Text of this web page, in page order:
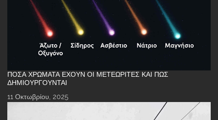
ΠΌΣΑ ΧΡΏΜΑΤΑ ΈΧΟΥΝ ΟΙ ΜΕΤΕΩΡΊΤΕΣ ΚΑΙ ΠΏΣ
ΔΗΜΙΟΥΡΓΟΎΝΤΑΙ
11 Οκτωβρίου, 2025